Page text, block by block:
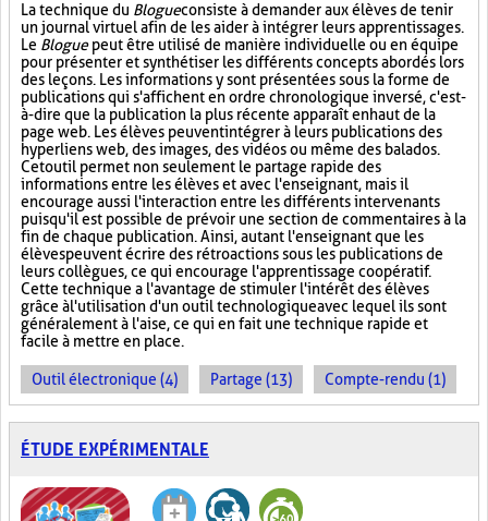
La technique du Blogueconsiste à demander aux élèves de tenir
un journal virtuel afin de les aider à intégrer leurs apprentissages.
Le Bloguepeut être utilisé de manière individuelle ou en équipe
pour présenter et synthétiser les différents concepts abordés lors
des leçons. Les informations y sont présentées sous la forme de
publications qui s'affichent en ordre chronologique inversé, c'est-
à-dire que la publication la plus récente apparaît en haut de la
page web. Les élèves peuvent intégrer à leurs publications des
hyperliens web, des images, des vidéos ou même des balados.
Cet outil permet non seulement le partage rapide des
informations entre les élèves et avec l'enseignant, mais il
encourage aussi l'interaction entre les différents intervenants
puisqu'il est possible de prévoir une section de commentaires à la
fin de chaque publication. Ainsi, autant l'enseignant que les
élèves peuvent écrire des rétroactions sous les publications de
leurs collègues, ce qui encourage l'apprentissage coopératif.
Cette technique a l'avantage de stimuler l'intérêt des élèves
grâce à l'utilisation d'un outil technologique avec lequel ils sont
généralement à l'aise, ce qui en fait une technique rapide et
facile à mettre en place.
Outil électronique (4) Partage (13) Compte-rendu (1)
ÉTUDE EXPÉRIMENTALE